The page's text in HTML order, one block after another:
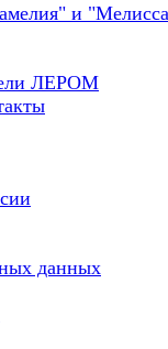
и
ЛЕРОМ
данных